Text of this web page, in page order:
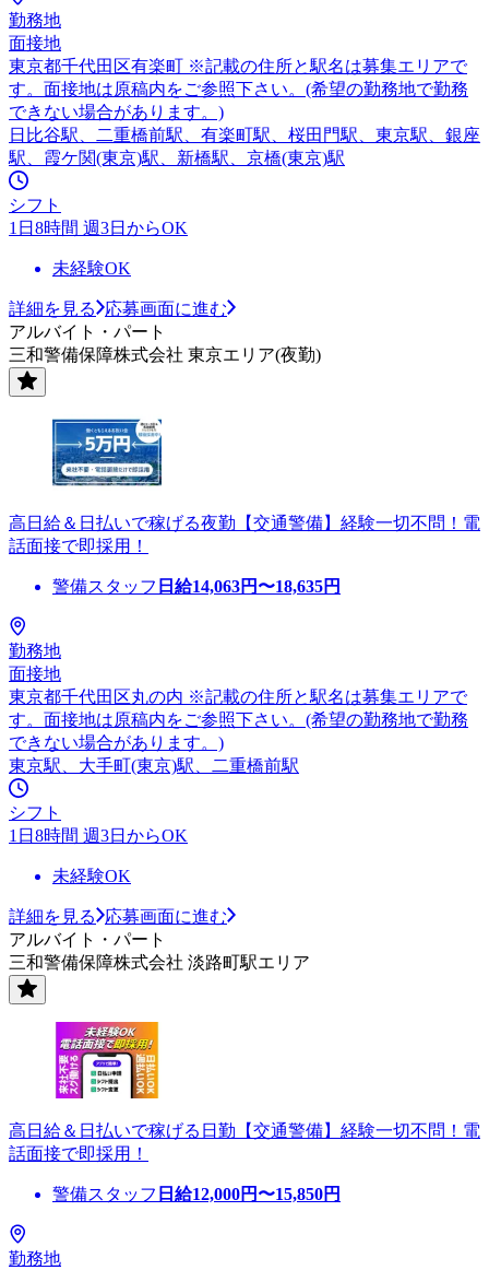
勤務地
面接地
東京都千代田区有楽町 ※記載の住所と駅名は募集エリアで
す。面接地は原稿内をご参照下さい。(希望の勤務地で勤務
できない場合があります。)
日比谷駅、二重橋前駅、有楽町駅、桜田門駅、東京駅、銀座
駅、霞ケ関(東京)駅、新橋駅、京橋(東京)駅
シフト
1日8時間 週3日からOK
未経験OK
詳細を見る
応募画面に進む
アルバイト・パート
三和警備保障株式会社 東京エリア(夜勤)
高日給＆日払いで稼げる夜勤【交通警備】経験一切不問！電
話面接で即採用！
警備スタッフ 日給14,063円〜18,635円
勤務地
面接地
東京都千代田区丸の内 ※記載の住所と駅名は募集エリアで
す。面接地は原稿内をご参照下さい。(希望の勤務地で勤務
できない場合があります。)
東京駅、大手町(東京)駅、二重橋前駅
シフト
1日8時間 週3日からOK
未経験OK
詳細を見る
応募画面に進む
アルバイト・パート
三和警備保障株式会社 淡路町駅エリア
高日給＆日払いで稼げる日勤【交通警備】経験一切不問！電
話面接で即採用！
警備スタッフ 日給12,000円〜15,850円
勤務地